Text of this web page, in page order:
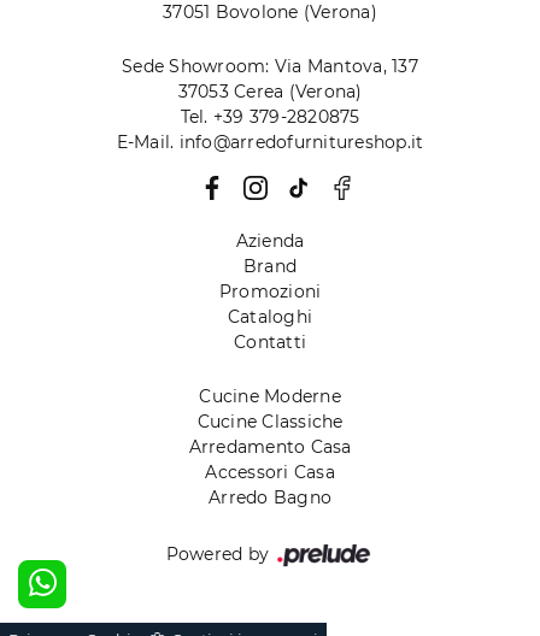
37051 Bovolone (Verona)
Sede Showroom: Via Mantova, 137
37053 Cerea (Verona)
Tel. +39 379-2820875
E-Mail. info@arredofurnitureshop.it
Azienda
Brand
Promozioni
Cataloghi
Contatti
Cucine Moderne
Cucine Classiche
Arredamento Casa
Accessori Casa
Arredo Bagno
Powered by